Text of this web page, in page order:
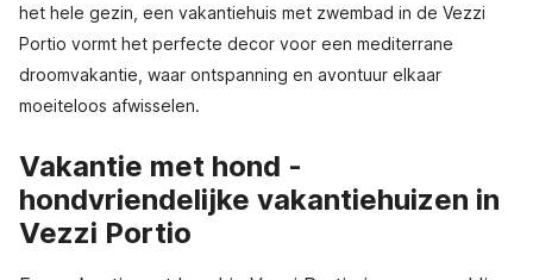
het hele gezin, een vakantiehuis met zwembad in de Vezzi
Portio vormt het perfecte decor voor een mediterrane
droomvakantie, waar ontspanning en avontuur elkaar
moeiteloos afwisselen.
Vakantie met hond -
hondvriendelijke vakantiehuizen in
Vezzi Portio